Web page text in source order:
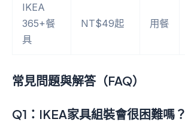
IKEA
365+餐
具
NT$49起 用餐
常見問題與解答（FAQ）
Q1：IKEA家具組裝會很困難嗎？